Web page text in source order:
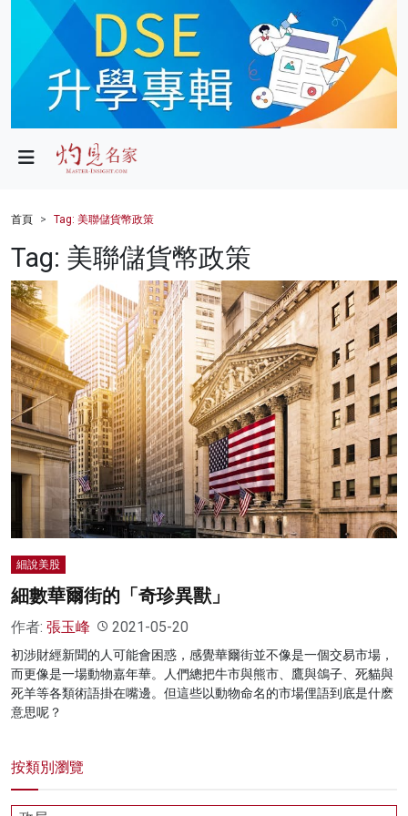
政局
財經
健康
商業
科技
影片
名家榜
灼見活動
關於我們
首頁 Tag: 美聯儲貨幣政策
Tag: 美聯儲貨幣政策
細說美股
細數華爾街的「奇珍異獸」
作者: 張玉峰 2021-05-20
初涉財經新聞的人可能會困惑，感覺華爾街並不像是一個交易市場，
而更像是一場動物嘉年華。人們總把牛市與熊市、鷹與鴿子、死貓與
死羊等各類術語掛在嘴邊。但這些以動物命名的市場俚語到底是什麽
意思呢？
按類別瀏覽